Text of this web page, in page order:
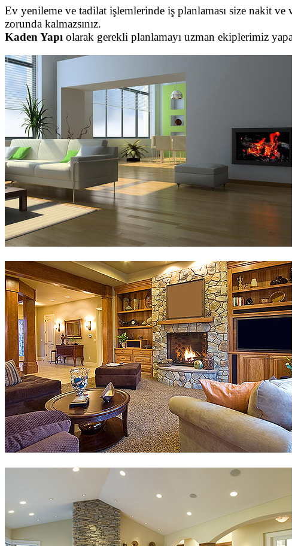
Ev yenileme ve tadilat işlemlerinde iş planlaması size nakit
zorunda kalmazsınız.
Kaden Yapı olarak gerekli planlamayı uzman ekiplerimiz